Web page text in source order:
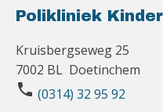
Polikliniek
Kruisbergseweg 25
7002 BL Doetinchem
phone (0314) 32 95 92